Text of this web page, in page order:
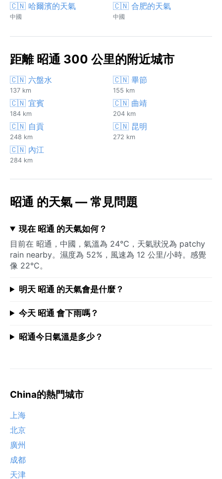
🇨🇳 哈爾濱的天氣
中國
🇨🇳 合肥的天氣
中國
距離 昭通 300 公里的附近城市
🇨🇳 六盤水
137 km
🇨🇳 畢節
155 km
🇨🇳 宜賓
184 km
🇨🇳 曲靖
204 km
🇨🇳 自貢
248 km
🇨🇳 昆明
272 km
🇨🇳 內江
284 km
昭通 的天氣 — 常見問題
現在 昭通 的天氣如何？
目前在 昭通，中國，氣溫為 24°C，天氣狀況為 patchy
rain nearby。濕度為 52%，風速為 12 公里/小時。感覺
像 22°C。
明天 昭通 的天氣會是什麼？
今天 昭通 會下雨嗎？
昭通今日氣溫是多少？
China的熱門城市
上海
北京
廣州
成都
天津